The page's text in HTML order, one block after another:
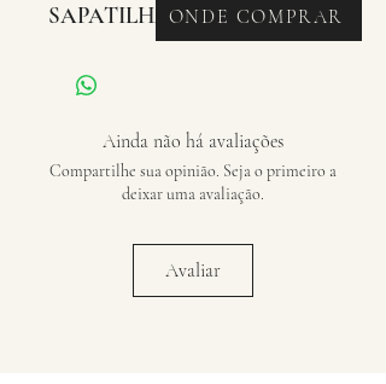
SAPATILHAS - ROAD
Ainda não há avaliações
Compartilhe sua opinião. Seja o primeiro a
deixar uma avaliação.
Avaliar
ONDE COMPRAR